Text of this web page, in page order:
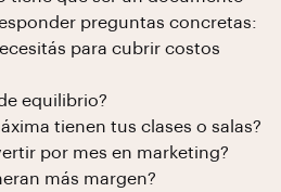
preguntas concretas:
para cubrir costos
equilibrio?
tienen tus clases o salas?
por mes en marketing?
más margen?